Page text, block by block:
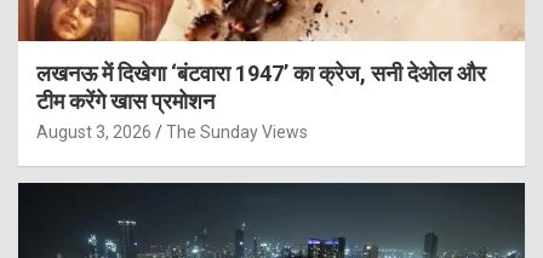
लखनऊ में दिखेगा ‘बंटवारा 1947’ का क्रेज, सनी देओल और
टीम करेंगे खास प्रमोशन
August 3, 2026 The Sunday Views